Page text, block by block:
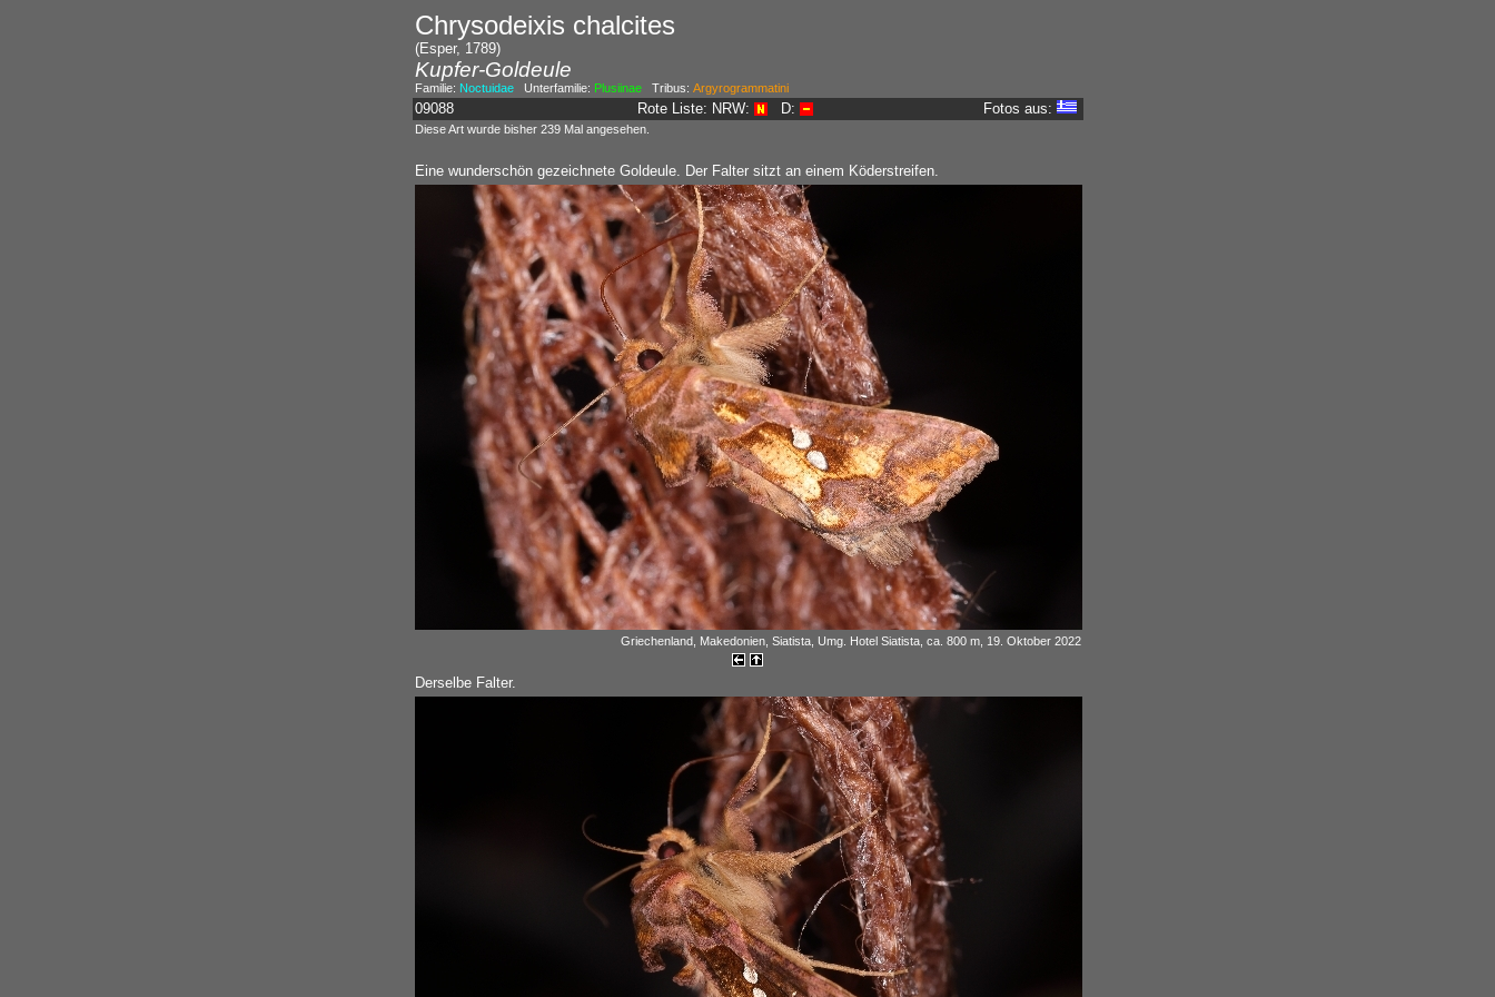
Chrysodeixis chalcites
(Esper, 1789)
Kupfer-Goldeule
Familie: NoctuidaeUnterfamilie: PlusiinaeTribus: Argyrogrammatini
09088 Rote Liste: NRW: D: Fotos aus:
Diese Art wurde bisher 239 Mal angesehen.
Eine wunderschön gezeichnete Goldeule. Der Falter sitzt an einem Köderstreifen.
Griechenland, Makedonien, Siatista, Umg. Hotel Siatista, ca. 800 m, 19. Oktober 2022
Derselbe Falter.